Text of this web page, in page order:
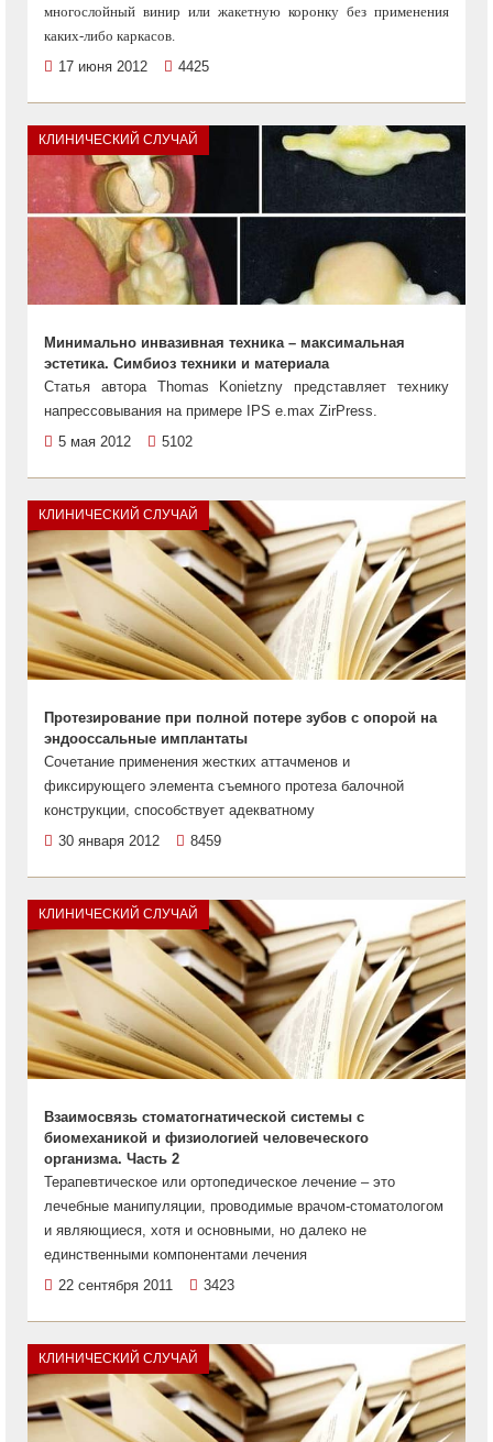
многослойный винир или жакетную коронку без применения
каких-либо каркасов.
17 июня 2012
4425
КЛИНИЧЕСКИЙ СЛУЧАЙ
Минимально инвазивная техника – максимальная
эстетика. Симбиоз техники и материала
Статья автора Thomas Konietzny представляет технику
напрессовывания на примере IPS e.max ZirPress.
5 мая 2012
5102
КЛИНИЧЕСКИЙ СЛУЧАЙ
Протезирование при полной потере зубов с опорой на
эндооссальные имплантаты
Сочетание применения жестких аттачменов и
фиксирующего элемента съемного протеза балочной
конструкции, способствует адекватному
30 января 2012
8459
КЛИНИЧЕСКИЙ СЛУЧАЙ
Взаимосвязь стоматогнатической системы с
биомеханикой и физиологией человеческого
организма. Часть 2
Терапевтическое или ортопедическое лечение – это
лечебные манипуляции, проводимые врачом-стоматологом
и являющиеся, хотя и основными, но далеко не
единственными компонентами лечения
22 сентября 2011
3423
КЛИНИЧЕСКИЙ СЛУЧАЙ